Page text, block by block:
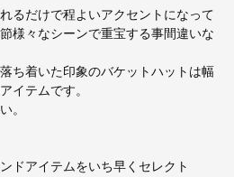
るだけで程よいアクセントになって
様々なシーンで重宝する事間違いな
ち着いた印象のバケットハットは幅
イテムです。
。
ドアイテムをいち早くセレクト